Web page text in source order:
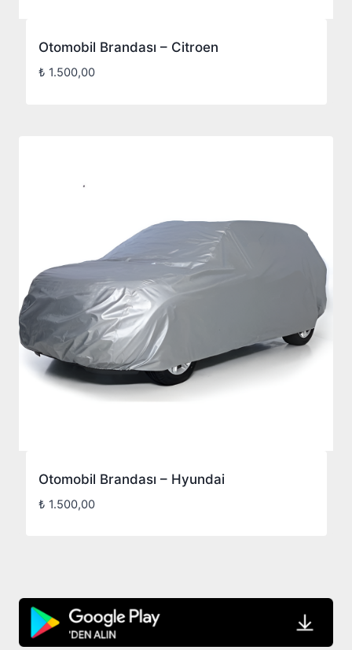
Otomobil Brandası – Citroen
₺ 1.500,00
Otomobil Brandası – Hyundai
₺ 1.500,00